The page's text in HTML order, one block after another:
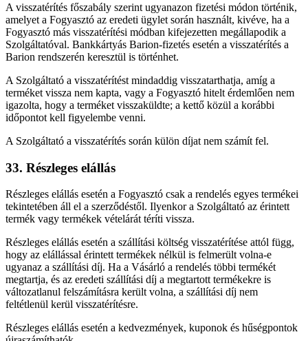
A visszatérítés főszabály szerint ugyanazon fizetési módon történik,
amelyet a Fogyasztó az eredeti ügylet során használt, kivéve, ha a
Fogyasztó más visszatérítési módban kifejezetten megállapodik a
Szolgáltatóval. Bankkártyás Barion-fizetés esetén a visszatérítés a
Barion rendszerén keresztül is történhet.
A Szolgáltató a visszatérítést mindaddig visszatarthatja, amíg a
terméket vissza nem kapta, vagy a Fogyasztó hitelt érdemlően nem
igazolta, hogy a terméket visszaküldte; a kettő közül a korábbi
időpontot kell figyelembe venni.
A Szolgáltató a visszatérítés során külön díjat nem számít fel.
33. Részleges elállás
Részleges elállás esetén a Fogyasztó csak a rendelés egyes termékei
tekintetében áll el a szerződéstől. Ilyenkor a Szolgáltató az érintett
termék vagy termékek vételárát téríti vissza.
Részleges elállás esetén a szállítási költség visszatérítése attól függ,
hogy az elállással érintett termékek nélkül is felmerült volna-e
ugyanaz a szállítási díj. Ha a Vásárló a rendelés többi termékét
megtartja, és az eredeti szállítási díj a megtartott termékekre is
változatlanul felszámításra került volna, a szállítási díj nem
feltétlenül kerül visszatérítésre.
Részleges elállás esetén a kedvezmények, kuponok és hűségpontok